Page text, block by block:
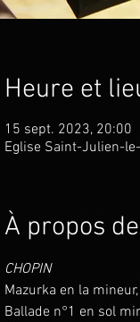
Heure et
15 sept. 2023, 20:00
Eglise Saint-Julien-
À propos
CHOPIN
Mazurka en la
Ballade n°1 en sol